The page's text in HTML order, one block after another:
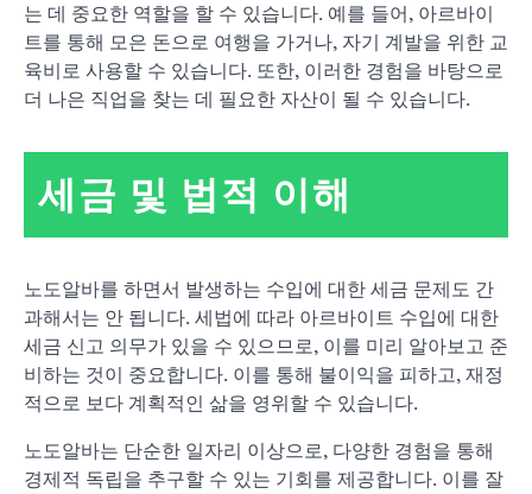
는 데 중요한 역할을 할 수 있습니다. 예를 들어, 아르바이
트를 통해 모은 돈으로 여행을 가거나, 자기 계발을 위한 교
육비로 사용할 수 있습니다. 또한, 이러한 경험을 바탕으로
더 나은 직업을 찾는 데 필요한 자산이 될 수 있습니다.
세금 및 법적 이해
노도알바를 하면서 발생하는 수입에 대한 세금 문제도 간
과해서는 안 됩니다. 세법에 따라 아르바이트 수입에 대한
세금 신고 의무가 있을 수 있으므로, 이를 미리 알아보고 준
비하는 것이 중요합니다. 이를 통해 불이익을 피하고, 재정
적으로 보다 계획적인 삶을 영위할 수 있습니다.
노도알바는 단순한 일자리 이상으로, 다양한 경험을 통해
경제적 독립을 추구할 수 있는 기회를 제공합니다. 이를 잘